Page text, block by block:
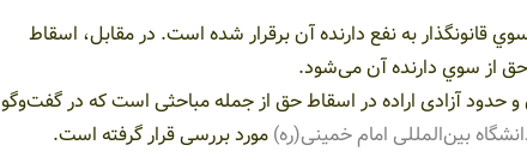
قانونگذار به نفع دارنده آن برقرار شده است. در مقابل، اسقاط
از سوي دارنده آن می‌شود.
حدود آزادی اراده در اسقاط حق از جمله مباحثی است که در گفت‌وگو
بین‌المللی امام خمینی(ره) مورد بررسی قرار گرفته است.